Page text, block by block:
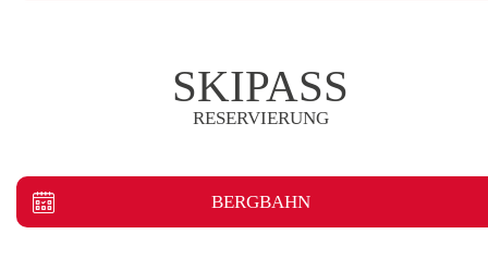
SKIPASS
RESERVIERUNG
BERGBAHN